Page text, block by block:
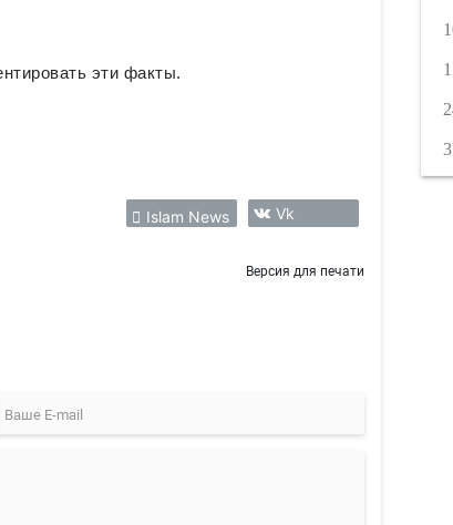
эти факты.
Islam News Vk
Версия для печати